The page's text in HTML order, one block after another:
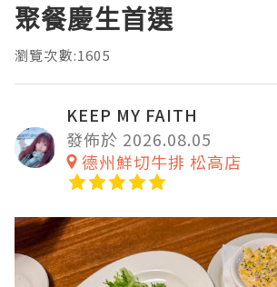
聚餐慶生首選
瀏覽次數:1605
KEEP MY FAITH
發佈於 2026.08.05
德州鮮切牛排 松高店